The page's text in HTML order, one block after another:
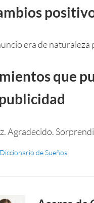
era de naturaleza
que
Agradecido.
Diccionario de Sueños